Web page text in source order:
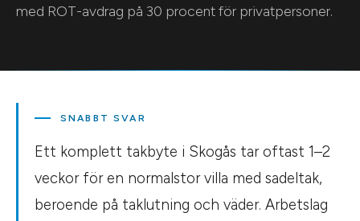
med ROT-avdrag på 30 procent för privatpersoner.
SNABBT SVAR
Ett komplett takbyte i Skogås tar oftast 1–2
veckor för en normalstor villa med sadeltak,
beroende på taklutning och väder. Arbetslag